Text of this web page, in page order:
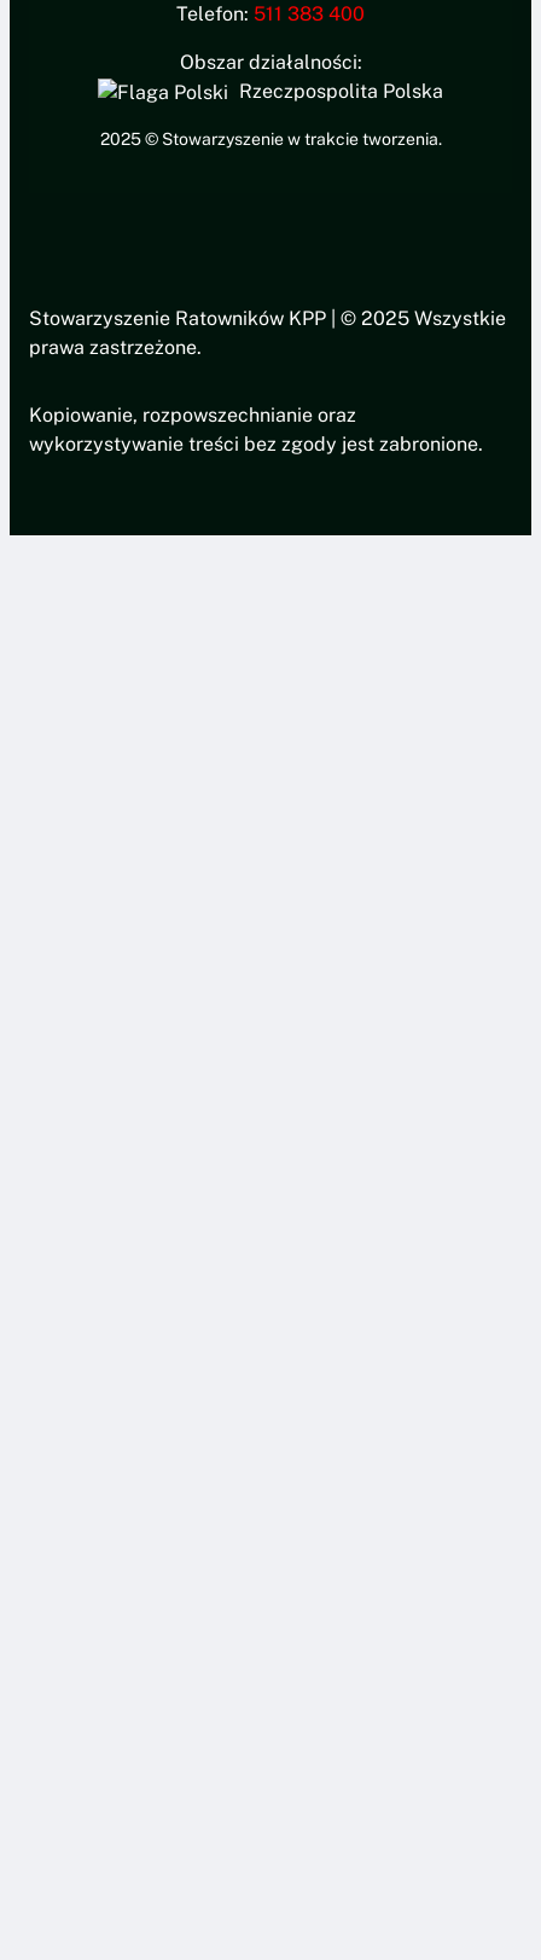
Telefon: 511 383 400
Obszar działalności:
Rzeczpospolita Polska
2025 © Stowarzyszenie w trakcie tworzenia.
Stowarzyszenie Ratowników KPP | © 2025 Wszystkie
prawa zastrzeżone.
Kopiowanie, rozpowszechnianie oraz
wykorzystywanie treści bez zgody jest zabronione.